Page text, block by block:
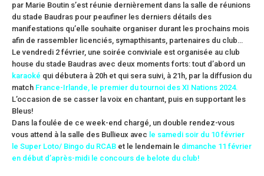
par Marie Boutin s’est réunie dernièrement dans la salle de réunions
du stade Baudras pour peaufiner les derniers détails des
manifestations qu’elle souhaite organiser durant les prochains mois
afin de rassembler licenciés, symapthisants, partenaires du club…
Le vendredi 2 février, une soirée conviviale est organisée au club
house du stade Baudras avec deux moments forts: tout d’abord un
karaoké qui débutera à 20h et qui sera suivi, à 21h, par la diffusion du
match France-Irlande, le premier du tournoi des XI Nations 2024.
L’occasion de se casser la voix en chantant, puis en supportant les
Bleus!
Dans la foulée de ce week-end chargé, un double rendez-vous
vous attend à la salle des Bullieux avec le samedi soir du 10 février
le Super Loto/ Bingo du RCAB et le lendemain le dimanche 11 février
en début d’après-midi le concours de belote du club!